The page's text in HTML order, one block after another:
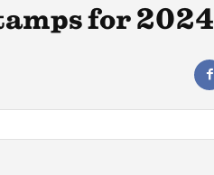
for 2024